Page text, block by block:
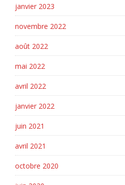
janvier 2023
novembre 2022
août 2022
mai 2022
avril 2022
janvier 2022
juin 2021
avril 2021
octobre 2020